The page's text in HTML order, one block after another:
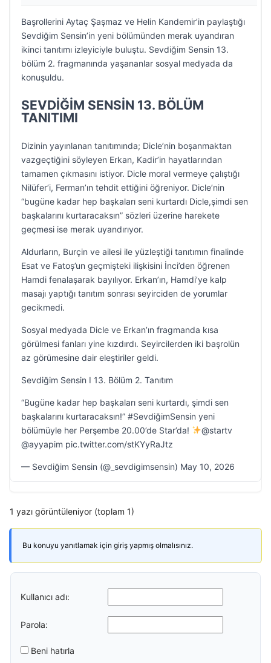
Başrollerini Aytaç Şaşmaz ve Helin Kandemir’in paylaştığı
Sevdiğim Sensin’in yeni bölümünden merak uyandıran
ikinci tanıtımı izleyiciyle buluştu. Sevdiğim Sensin 13.
bölüm 2. fragmanında yaşananlar sosyal medyada da
konuşuldu.
SEVDİĞİM SENSİN 13. BÖLÜM
TANITIMI
Dizinin yayınlanan tanıtımında; Dicle’nin boşanmaktan
vazgeçtiğini söyleyen Erkan, Kadir’in hayatlarından
tamamen çıkmasını istiyor. Dicle moral vermeye çalıştığı
Nilüfer’i, Ferman’ın tehdit ettiğini öğreniyor. Dicle’nin
“bugüne kadar hep başkaları seni kurtardı Dicle,şimdi sen
başkalarını kurtaracaksın” sözleri üzerine harekete
geçmesi ise merak uyandırıyor.
Aldurların, Burçin ve ailesi ile yüzleştiği tanıtımın finalinde
Esat ve Fatoş’un geçmişteki ilişkisini İnci’den öğrenen
Hamdi fenalaşarak bayılıyor. Erkan’ın, Hamdi’ye kalp
masajı yaptığı tanıtım sonrası seyirciden de yorumlar
gecikmedi.
Sosyal medyada Dicle ve Erkan’ın fragmanda kısa
görülmesi fanları yine kızdırdı. Seyircilerden iki başrolün
az görümesine dair eleştiriler geldi.
Sevdiğim Sensin I 13. Bölüm 2. Tanıtım
“Bugüne kadar hep başkaları seni kurtardı, şimdi sen
başkalarını kurtaracaksın!” #SevdiğimSensin yeni
bölümüyle her Perşembe 20.00’de Star’da!
@startv
@ayyapim pic.twitter.com/stKYyRaJtz
— Sevdiğim Sensin (@_sevdigimsensin) May 10, 2026
1 yazı görüntüleniyor (toplam 1)
Bu konuyu yanıtlamak için giriş yapmış olmalısınız.
Kullanıcı adı:
Parola:
Beni hatırla